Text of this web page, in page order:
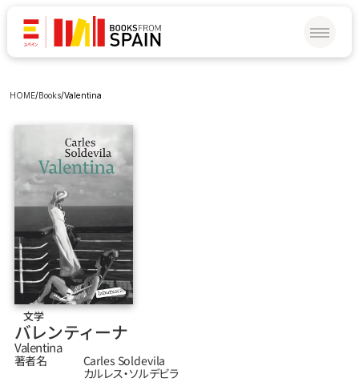
HOME/Books/Valentina
文学
バレンティーナ
Valentina
著者名
Carles Soldevila
カルレス‧ソルデビラ